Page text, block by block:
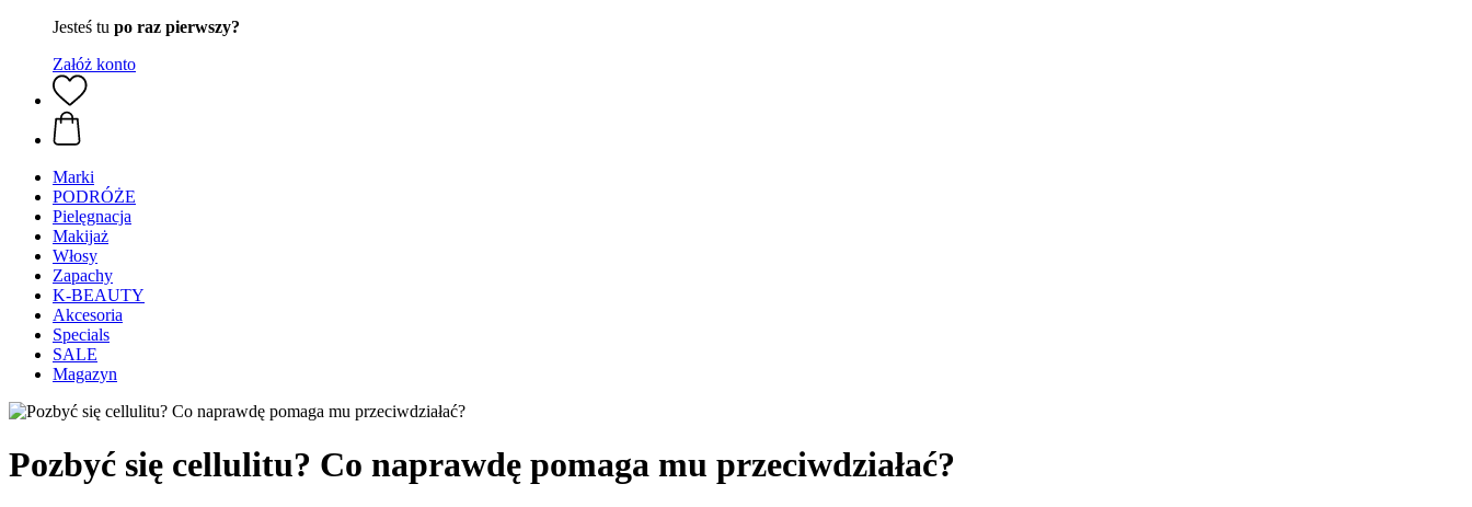
Jesteś tu po raz pierwszy?
Załóż konto
Marki
PODRÓŻE
Pielęgnacja
Makijaż
Włosy
Zapachy
K-BEAUTY
Akcesoria
Specials
SALE
Magazyn
Pozbyć się cellulitu? Co naprawdę pomaga mu przeciwdziałać?